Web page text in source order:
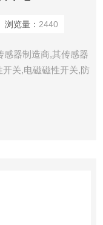
浏览量： 2440
感器制造商,其传感器
关,电磁磁性开关,防
国SECATEC塞克